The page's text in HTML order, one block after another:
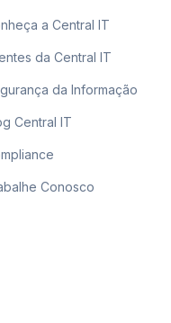
a Central IT
da Central IT
da Informação
Central IT
Conosco